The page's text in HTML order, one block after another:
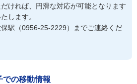
ければ、円滑な対応が可能となります
します。
駅（0956-25-2229）までご連絡くだ
での移動情報